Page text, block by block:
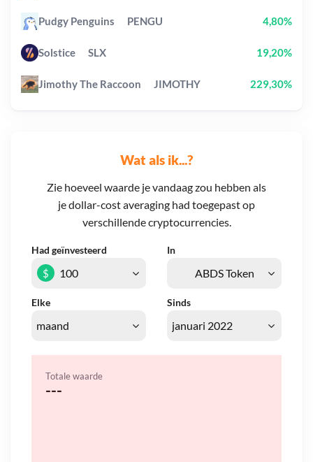
Wat als ik...?
Zie hoeveel waarde je vandaag zou hebben als
je dollar-cost averaging had toegepast op
verschillende cryptocurrencies.
Had geïnvesteerd In
Elke Sinds
$
Totale waarde
---
Pudgy Penguins PENGU 4,80%
Solstice SLX 19,20%
Jimothy The Raccoon JIMOTHY 229,30%